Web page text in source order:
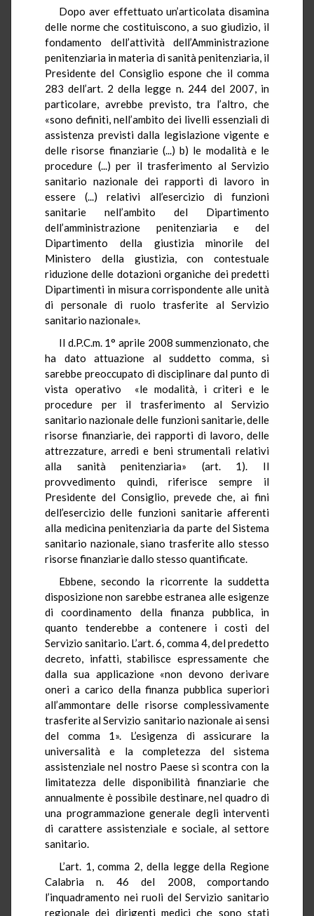
Dopo aver effettuato un’articolata disamina
delle norme che costituiscono, a suo giudizio, il
fondamento dell’attività dell’Amministrazione
penitenziaria in materia di sanità penitenziaria, il
Presidente del Consiglio espone che il comma
283 dell’art. 2 della legge n. 244 del 2007, in
particolare, avrebbe previsto, tra l’altro, che
«sono definiti, nell’ambito dei livelli essenziali di
assistenza previsti dalla legislazione vigente e
delle risorse finanziarie (...) b) le modalità e le
procedure (...) per il trasferimento al Servizio
sanitario nazionale dei rapporti di lavoro in
essere (...) relativi all’esercizio di funzioni
sanitarie nell’ambito del Dipartimento
dell’amministrazione penitenziaria e del
Dipartimento della giustizia minorile del
Ministero della giustizia, con contestuale
riduzione delle dotazioni organiche dei predetti
Dipartimenti in misura corrispondente alle unità
di personale di ruolo trasferite al Servizio
sanitario nazionale».
Il d.P.C.m. 1° aprile 2008 summenzionato, che
ha dato attuazione al suddetto comma, si
sarebbe preoccupato di disciplinare dal punto di
vista operativo «le modalità, i criteri e le
procedure per il trasferimento al Servizio
sanitario nazionale delle funzioni sanitarie, delle
risorse finanziarie, dei rapporti di lavoro, delle
attrezzature, arredi e beni strumentali relativi
alla sanità penitenziaria» (art. 1). Il
provvedimento quindi, riferisce sempre il
Presidente del Consiglio, prevede che, ai fini
dell’esercizio delle funzioni sanitarie afferenti
alla medicina penitenziaria da parte del Sistema
sanitario nazionale, siano trasferite allo stesso
risorse finanziarie dallo stesso quantificate.
Ebbene, secondo la ricorrente la suddetta
disposizione non sarebbe estranea alle esigenze
di coordinamento della finanza pubblica, in
quanto tenderebbe a contenere i costi del
Servizio sanitario. L’art. 6, comma 4, del predetto
decreto, infatti, stabilisce espressamente che
dalla sua applicazione «non devono derivare
oneri a carico della finanza pubblica superiori
all’ammontare delle risorse complessivamente
trasferite al Servizio sanitario nazionale ai sensi
del comma 1». L’esigenza di assicurare la
universalità e la completezza del sistema
assistenziale nel nostro Paese si scontra con la
limitatezza delle disponibilità finanziarie che
annualmente è possibile destinare, nel quadro di
una programmazione generale degli interventi
di carattere assistenziale e sociale, al settore
sanitario.
L’art. 1, comma 2, della legge della Regione
Calabria n. 46 del 2008, comportando
l’inquadramento nei ruoli del Servizio sanitario
regionale dei dirigenti medici che sono stati